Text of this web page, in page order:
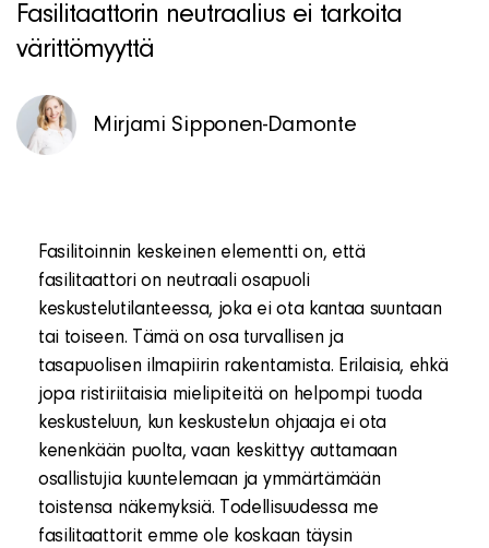
Fasilitaattorin neutraalius ei tarkoita
värittömyyttä
Mirjami Sipponen-Damonte
Fasilitoinnin keskeinen elementti on, että
fasilitaattori on neutraali osapuoli
keskustelutilanteessa, joka ei ota kantaa suuntaan
tai toiseen. Tämä on osa turvallisen ja
tasapuolisen ilmapiirin rakentamista. Erilaisia, ehkä
jopa ristiriitaisia ​​mielipiteitä on helpompi tuoda
keskusteluun, kun keskustelun ohjaaja ei ota
kenenkään puolta, vaan keskittyy auttamaan
osallistujia kuuntelemaan ja ymmärtämään
toistensa näkemyksiä. Todellisuudessa me
fasilitaattorit emme ole koskaan täysin